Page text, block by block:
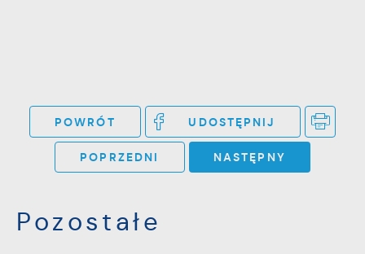
POWRÓT UDOSTĘPNIJ
POPRZEDNI NASTĘPNY
Pozostałe